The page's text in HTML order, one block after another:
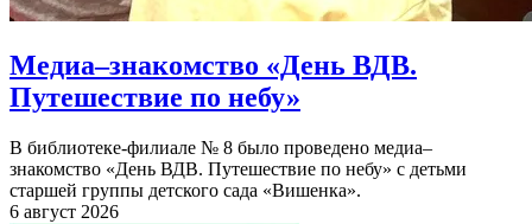
Медиа–знакомство «День ВДВ.
Путешествие по небу»
В библиотеке-филиале № 8 было проведено медиа–
знакомство «День ВДВ. Путешествие по небу» с детьми
старшей группы детского сада «Вишенка».
6 август 2026